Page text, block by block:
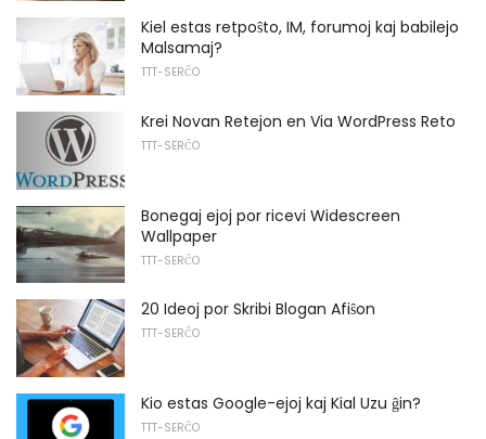
Kiel estas retpoŝto, IM, forumoj kaj babilejo
Malsamaj?
TTT-SERĈO
Krei Novan Retejon en Via WordPress Reto
TTT-SERĈO
Bonegaj ejoj por ricevi Widescreen
Wallpaper
TTT-SERĈO
20 Ideoj por Skribi Blogan Afiŝon
TTT-SERĈO
Kio estas Google-ejoj kaj Kial Uzu ĝin?
TTT-SERĈO